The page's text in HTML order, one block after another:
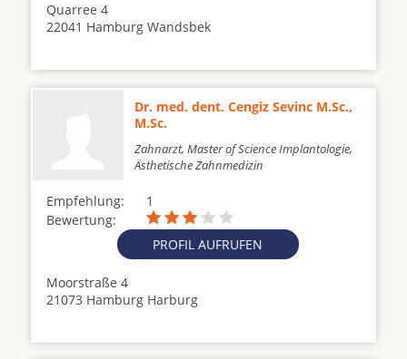
Quarree 4
22041 Hamburg Wandsbek
Dr. med. dent. Cengiz Sevinc M.Sc.,
M.Sc.
Zahnarzt, Master of Science Implantologie,
Ästhetische Zahnmedizin
Empfehlung:
1
Bewertung:
PROFIL AUFRUFEN
Moorstraße 4
21073 Hamburg Harburg